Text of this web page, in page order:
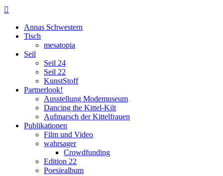

Annas Schwestern
Tisch
mesatopia
Seil
Seil 24
Seil 22
KunstStoff
Partnerlook!
Ausstellung Modemuseum
Dancing the Kittel-Kilt
Aufmarsch der Kittelfrauen
Publikationen
Film und Video
wahrsager
Crowdfunding
Edition 22
Poesiealbum